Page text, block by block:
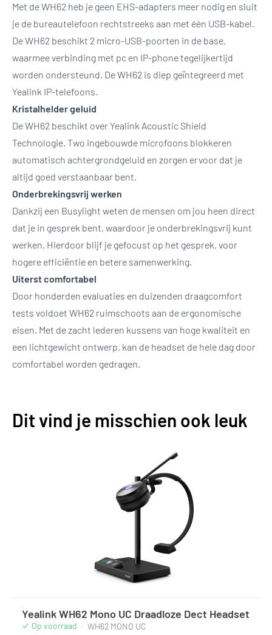
Met de WH62 heb je geen EHS-adapters meer nodig en sluit
je de bureautelefoon rechtstreeks aan met één USB-kabel.
De WH62 beschikt 2 micro-USB-poorten in de base,
waarmee verbinding met pc en IP-phone tegelijkertijd
worden ondersteund. De WH62 is diep geïntegreerd met
Yealink IP-telefoons.
Kristalhelder geluid
De WH62 beschikt over Yealink Acoustic Shield
Technologie. Two ingebouwde microfoons blokkeren
automatisch achtergrondgeluid en zorgen ervoor dat je
altijd goed verstaanbaar bent.
Onderbrekingsvrij werken
Dankzij een Busylight weten de mensen om jou heen direct
dat je in gesprek bent, waardoor je onderbrekingsvrij kunt
werken. Hierdoor blijf je gefocust op het gesprek, voor
hogere efficiëntie en betere samenwerking.
Uiterst comfortabel
Door honderden evaluaties en duizenden draagcomfort
tests voldoet WH62 ruimschoots aan de ergonomische
eisen. Met de zacht lederen kussens van hoge kwaliteit en
een lichtgewicht ontwerp, kan de headset de hele dag door
comfortabel worden gedragen.
Dit vind je misschien ook leuk
Yealink WH62 Mono UC Draadloze Dect Headset
Op voorraad · WH62 MONO UC